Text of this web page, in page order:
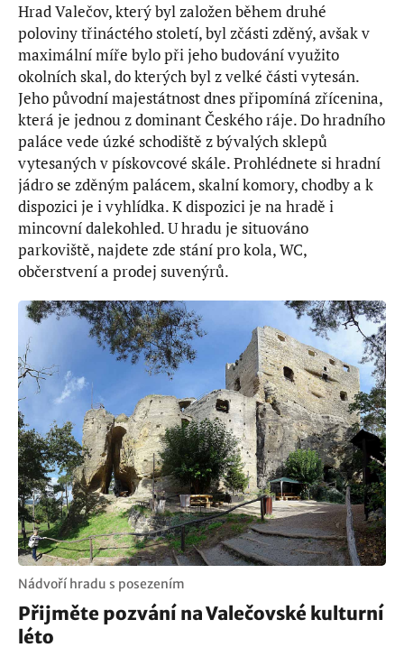
Hrad Valečov, který byl založen během druhé
poloviny třináctého století, byl zčásti zděný, avšak v
maximální míře bylo při jeho budování využito
okolních skal, do kterých byl z velké části vytesán.
Jeho původní majestátnost dnes připomíná zřícenina,
která je jednou z dominant Českého ráje. Do hradního
paláce vede úzké schodiště z bývalých sklepů
vytesaných v pískovcové skále. Prohlédnete si hradní
jádro se zděným palácem, skalní komory, chodby a k
dispozici je i vyhlídka. K dispozici je na hradě i
mincovní dalekohled. U hradu je situováno
parkoviště, najdete zde stání pro kola, WC,
občerstvení a prodej suvenýrů.
Nádvoří hradu s posezením
Přijměte pozvání na Valečovské kulturní
léto